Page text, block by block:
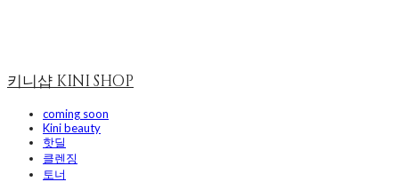
키니샵 KINI SHOP
coming soon
Kini beauty
핫딜
클렌징
토너